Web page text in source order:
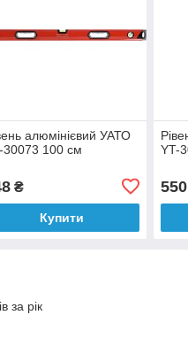
алюмінієвий УАТО
30073 100 см
₴
Купити
YT-
550
за рік